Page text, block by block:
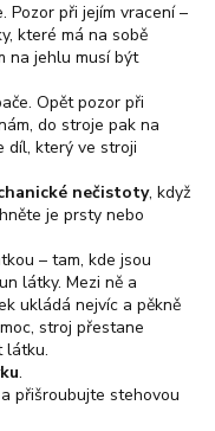
Pozor při jejím vracení –
které má na sobě
na jehlu musí být
Opět pozor při
do stroje pak na
díl, který ve stroji
nečistoty, když
je prsty nebo
– tam, kde jsou
látky. Mezi ně a
ukládá nejvíc a pěkně
stroj přestane
látku.
.
a přišroubujte stehovou